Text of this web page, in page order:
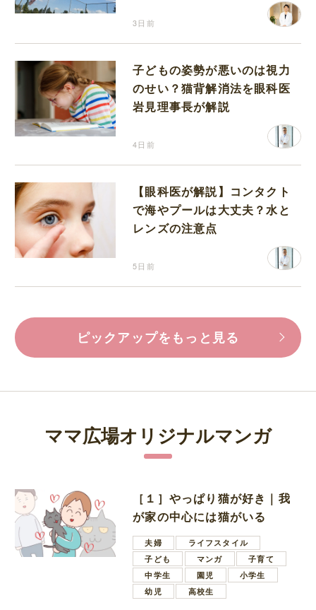
3日前
子どもの姿勢が悪いのは視力
のせい？猫背解消法を眼科医
岩見理事長が解説
4日前
【眼科医が解説】コンタクト
で海やプールは大丈夫？水と
レンズの注意点
5日前
ピックアップをもっと見る
ママ広場オリジナルマンガ
［１］やっぱり猫が好き｜我
が家の中心には猫がいる
夫婦
ライフスタイル
子ども
マンガ
子育て
中学生
園児
小学生
幼児
高校生